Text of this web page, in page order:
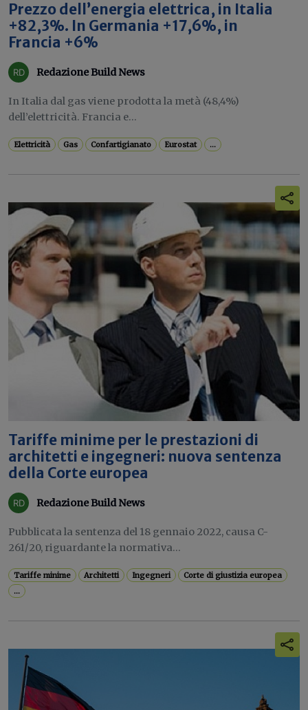
Prezzo dell’energia elettrica, in Italia
+82,3%. In Germania +17,6%, in
Francia +6%
Redazione Build News
In Italia dal gas viene prodotta la metà (48,4%)
dell’elettricità. Francia e...
Elettricità Gas Confartigianato Eurostat ...
Tariffe minime per le prestazioni di
architetti e ingegneri: nuova sentenza
della Corte europea
Redazione Build News
Pubblicata la sentenza del 18 gennaio 2022, causa C-
261/20, riguardante la normativa...
Tariffe minime Architetti Ingegneri
Corte di giustizia europea
...